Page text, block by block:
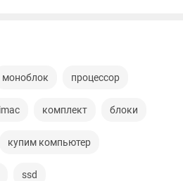
моноблок процессор
imac комплект блоки
купим компьютер
ssd